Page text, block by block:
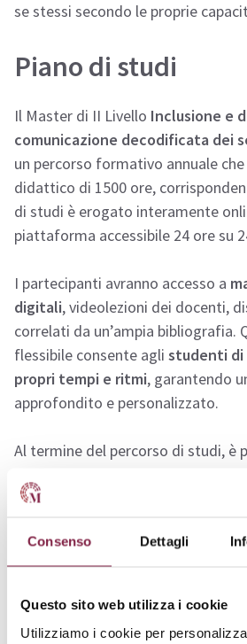
Consenso Dettagli
Questo sito web utilizza i cookie
Utilizziamo i cookie per
se stessi secondo le proprie
Piano di studi
Il Master di II Livello Inclusione e
comunicazione decodificata dei
un percorso formativo annuale
didattico di 1500 ore,
di studi è erogato interamente
piattaforma accessibile 24 ore su
I partecipanti avranno accesso a
digitali, videolezioni dei docenti,
correlati da un’ampia bibliografia.
flessibile consente agli studenti di
propri tempi e ritmi, garantendo
approfondito e personalizzato.
Al termine del percorso di studi, è
permetterà di valutare le
Sbocchi lavorativi
Il Master di II LivelloInclusione e